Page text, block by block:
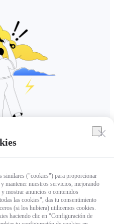
similares ("cookies") para proporcionar
mantener nuestros servicios, mejorando
mostrar anuncios o contenidos
las cookies", das tu consentimiento
(si los hubiera) utilicemos cookies.
haciendo clic en "Configuración de